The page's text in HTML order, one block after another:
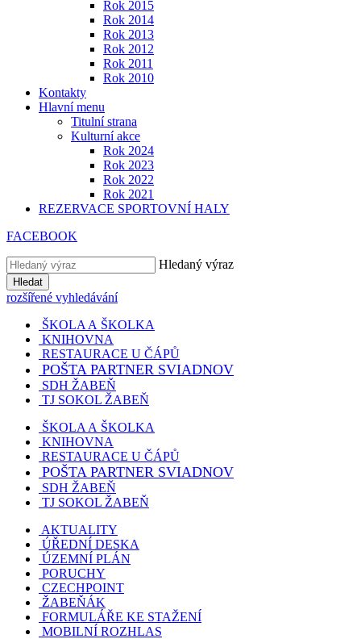
Rok 2015
Rok 2014
Rok 2013
Rok 2012
Rok 2011
Rok 2010
Kontakty
Hlavní menu
Titulní strana
Kulturní akce
Rok 2024
Rok 2023
Rok 2022
Rok 2021
REZERVACE SPORTOVNÍ HALY
FACEBOOK
Hledaný výraz
Hledat
rozšířené vyhledávání
ŠKOLA A ŠKOLKA
KNIHOVNA
RESTAURACE U ČÁPŮ
POŠTA PARTNER SVIADNOV
SDH ŽABEŇ
TJ SOKOL ŽABEŇ
ŠKOLA A ŠKOLKA
KNIHOVNA
RESTAURACE U ČÁPŮ
POŠTA PARTNER SVIADNOV
SDH ŽABEŇ
TJ SOKOL ŽABEŇ
AKTUALITY
ÚŘEDNÍ DESKA
ÚZEMNÍ PLÁN
PORUCHY
CZECHPOINT
ŽABEŇÁK
FORMULÁŘE KE STAŽENÍ
MOBILNÍ ROZHLAS